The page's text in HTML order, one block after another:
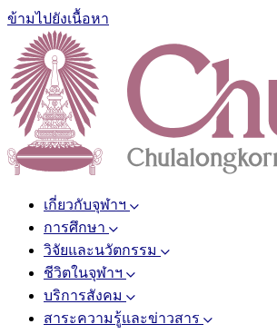
ข้ามไปยังเนื้อหา
เกี่ยวกับจุฬาฯ
การศึกษา
วิจัยและนวัตกรรม
ชีวิตในจุฬาฯ
บริการสังคม
สาระความรู้และข่าวสาร